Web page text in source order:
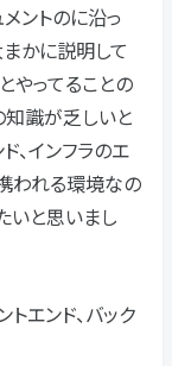
ントのに沿っ
かに説明して
やってることの
知識が乏しいと
、インフラのエ
われる環境なの
いと思いまし
トエンド、バック